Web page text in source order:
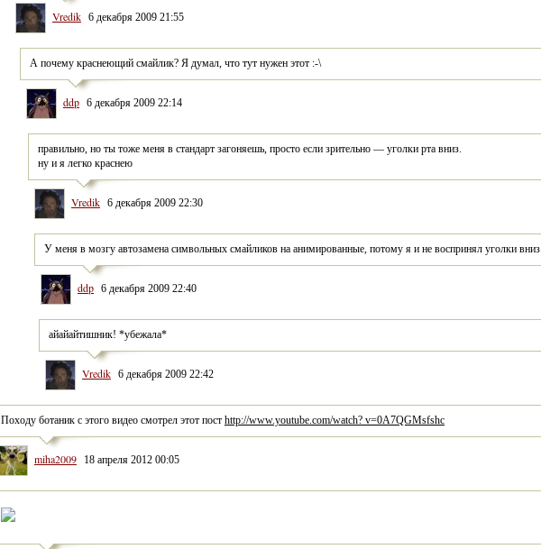
Vredik 6 декабря 2009 21:55
А почему краснеющий смайлик? Я думал, что тут нужен этот :-\
ddp 6 декабря 2009 22:14
правильно, но ты тоже меня в стандарт загоняешь, просто если зрительно — уголки рта вниз.
ну и я легко краснею
Vredik 6 декабря 2009 22:30
У меня в мозгу автозамена символьных смайликов на анимированные, потому я и не воспринял уголки вниз.
ddp 6 декабря 2009 22:40
айайайтишник! *убежала*
Vredik 6 декабря 2009 22:42
Походу ботаник с этого видео смотрел этот пост http://www.youtube.com/watch? v=0A7QGMsfshc
miha2009 18 апреля 2012 00:05